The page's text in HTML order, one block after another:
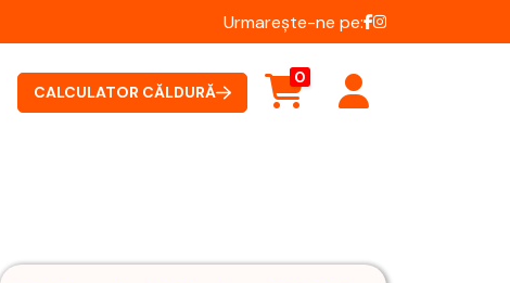
Urmarește-ne pe:
CALCULATOR CĂLDURĂ
0